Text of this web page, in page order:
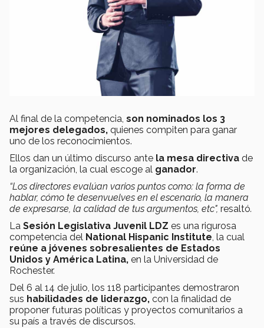
Al final de la competencia, son nominados los 3
mejores delegados, quienes compiten para ganar
uno de los reconocimientos.
Ellos dan un último discurso ante la mesa directiva de
la organización, la cual escoge al ganador.
“Los directores evalúan varios puntos como: la forma de
hablar, cómo te desenvuelves en el escenario, la manera
de expresarse, la calidad de tus argumentos, etc", resaltó.
La Sesión Legislativa Juvenil LDZ es una rigurosa
competencia del National Hispanic Institute, la cual
reúne a jóvenes sobresalientes de Estados
Unidos y América Latina, en la Universidad de
Rochester.
Del 6 al 14 de julio, los 118 participantes demostraron
sus habilidades de liderazgo, con la finalidad de
proponer futuras políticas y proyectos comunitarios a
su país a través de discursos.